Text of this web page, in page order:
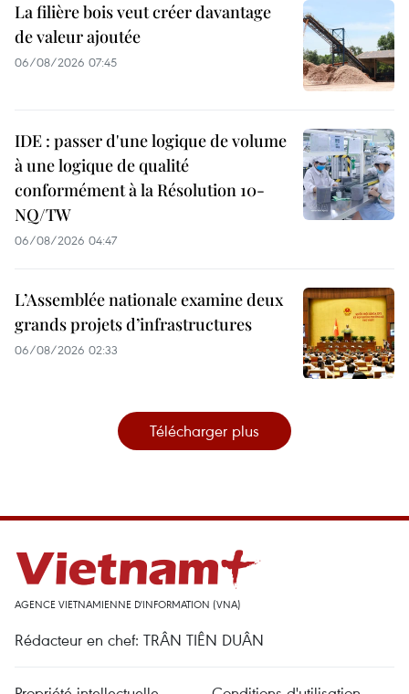
La filière bois veut créer davantage
de valeur ajoutée
06/08/2026 07:45
IDE : passer d'une logique de volume
à une logique de qualité
conformément à la Résolution 10-
NQ/TW
06/08/2026 04:47
L’Assemblée nationale examine deux
grands projets d’infrastructures
06/08/2026 02:33
Télécharger plus
AGENCE VIETNAMIENNE D'INFORMATION (VNA)
Rédacteur en chef: TRÂN TIÊN DUÂN